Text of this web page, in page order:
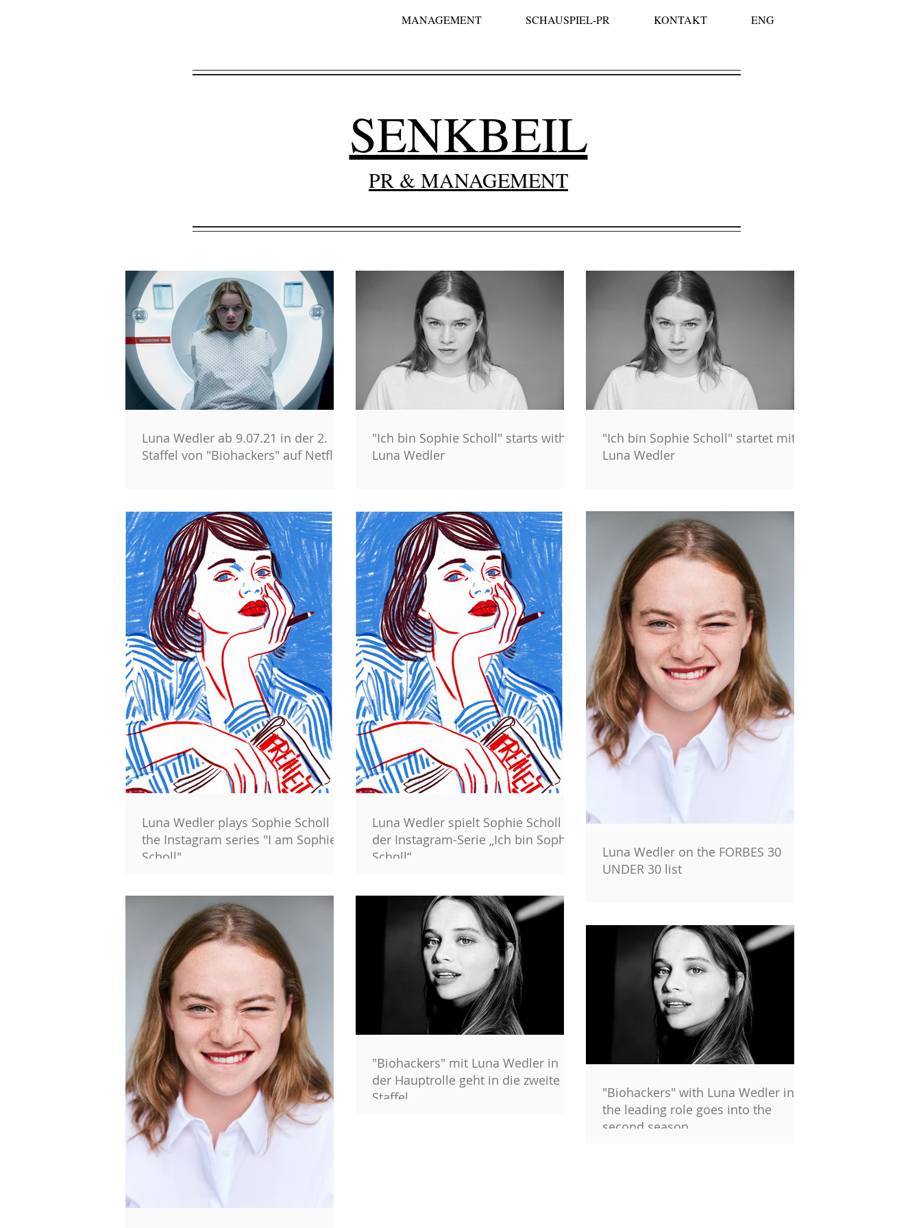
MANAGEMENT SCHAUSPIEL-PR KONTAKT ENG
SENKBEIL
PR & MANAGEMENT
Luna Wedler ab 9.07.21 in der 2.
Staffel von "Biohackers" auf Netflix
"Ich bin Sophie Scholl" starts with
Luna Wedler
"Ich bin Sophie Scholl" startet mit
Luna Wedler
Luna Wedler plays Sophie Scholl in
the Instagram series "I am Sophie
Scholl"
Luna Wedler spielt Sophie Scholl in
der Instagram-Serie „Ich bin Sophie
Scholl“
Luna Wedler on the FORBES 30
UNDER 30 list
"Biohackers" mit Luna Wedler in
der Hauptrolle geht in die zweite
Staffel
"Biohackers" with Luna Wedler in
the leading role goes into the
second season